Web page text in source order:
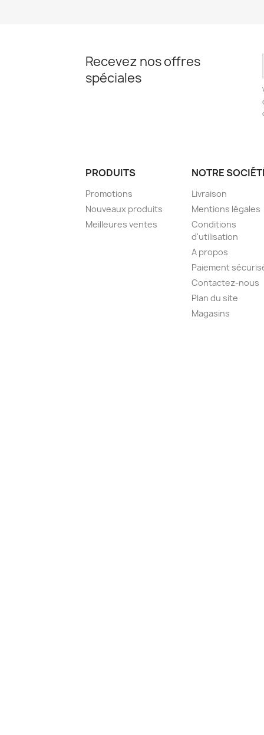
Recevez nos offres
spéciales
PRODUITS
Promotions
Nouveaux produits
Meilleures ventes
NOTRE
Livraison
Mentions légales
Conditions
d'utilisation
A propos
Paiement
Contactez-nous
Plan du site
Magasins